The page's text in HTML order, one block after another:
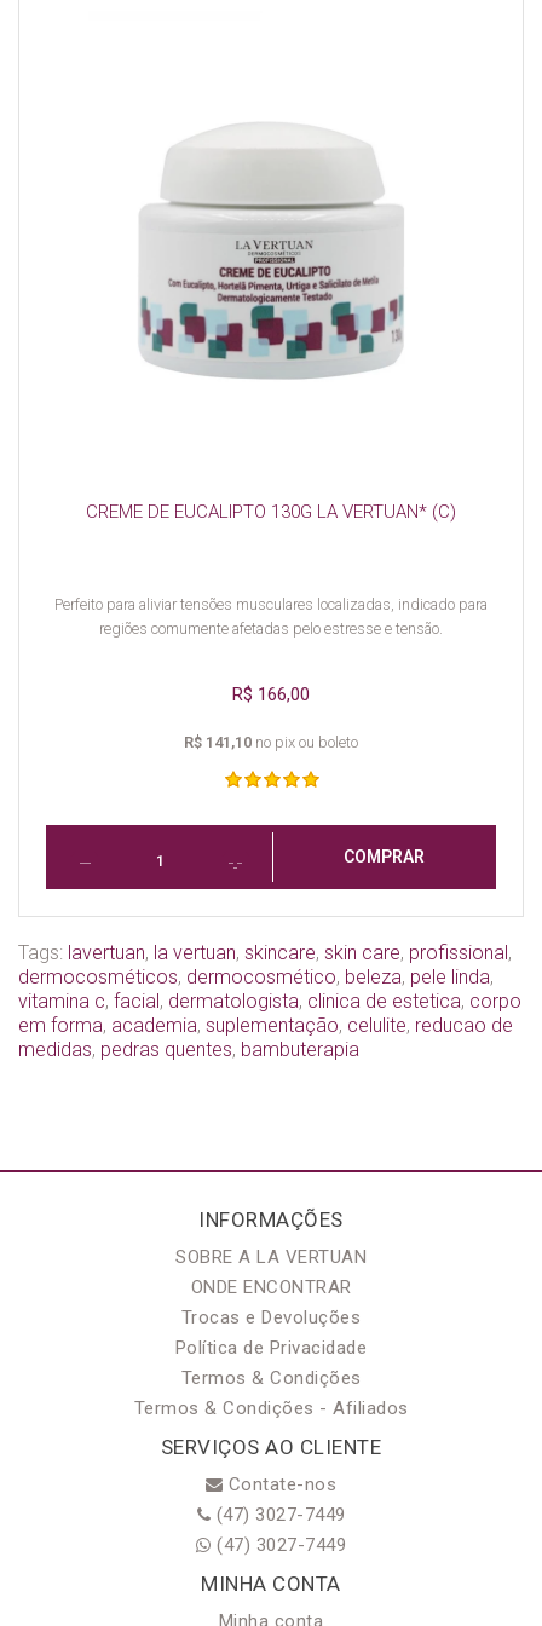
CREME DE EUCALIPTO 130G LA VERTUAN* (C)
Perfeito para aliviar tensões musculares localizadas, indicado para
regiões comumente afetadas pelo estresse e tensão.
R$ 166,00
R$ 141,10 no pix ou boleto
COMPRAR
Tags: lavertuan, la vertuan, skincare, skin care, profissional,
dermocosméticos, dermocosmético, beleza, pele linda,
vitamina c, facial, dermatologista, clinica de estetica, corpo
em forma, academia, suplementação, celulite, reducao de
medidas, pedras quentes, bambuterapia
INFORMAÇÕES
SOBRE A LA VERTUAN
ONDE ENCONTRAR
Trocas e Devoluções
Política de Privacidade
Termos & Condições
Termos & Condições - Afiliados
SERVIÇOS AO CLIENTE
Contate-nos
(47) 3027-7449
(47) 3027-7449
MINHA CONTA
Minha conta